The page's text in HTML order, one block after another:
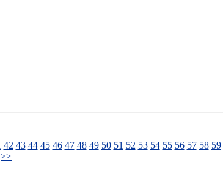
42 43 44 45 46 47 48 49 50 51 52 53 54 55 56 57 58 59
>>